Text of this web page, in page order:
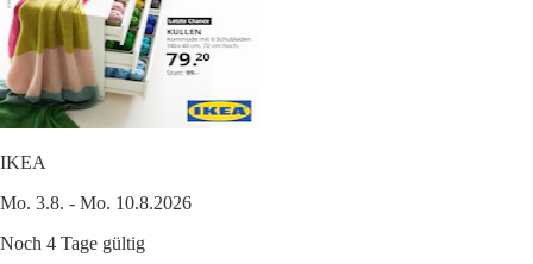
IKEA
Mo. 3.8. - Mo. 10.8.2026
Noch 4 Tage gültig